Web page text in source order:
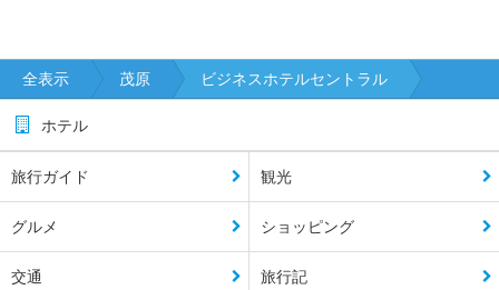
全表示 茂原 ビジネスホテルセントラル
ホテル
旅行ガイド 観光
グルメ ショッピング
交通 旅行記